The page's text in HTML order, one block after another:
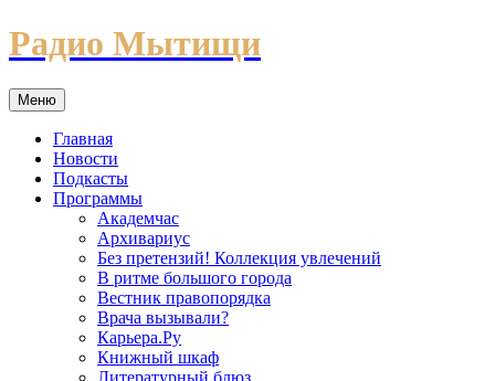
Перейти
к
Радио Мытищи
Меню
Главная
Новости
Подкасты
Программы
Академчас
Архивариус
Без претензий! Коллекция увлечений
В ритме большого города
Вестник правопорядка
Врача вызывали?
Карьера.Ру
Книжный шкаф
Литературный блюз